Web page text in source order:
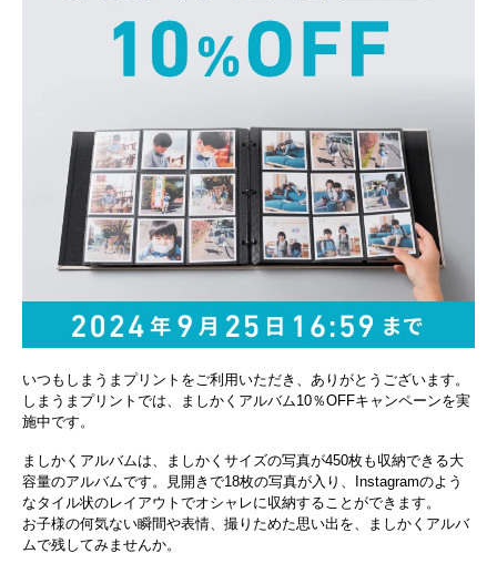
いつもしまうまプリントをご利用いただき、ありがとうございます。
しまうまプリントでは、ましかくアルバム10％OFFキャンペーンを実
施中です。
ましかくアルバムは、ましかくサイズの写真が450枚も収納できる大
容量のアルバムです。見開きで18枚の写真が入り、Instagramのよう
なタイル状のレイアウトでオシャレに収納することができます。
お子様の何気ない瞬間や表情、撮りためた思い出を、ましかくアルバ
ムで残してみませんか。